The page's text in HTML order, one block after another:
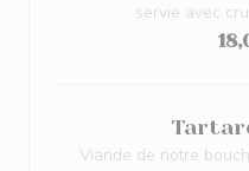
servie avec
Viande de notre